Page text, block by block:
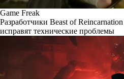
Game Freak
Разработчики Beast of
исправят технические проблемы